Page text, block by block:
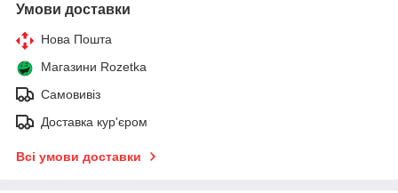
Умови доставки
Нова Пошта
Магазини Rozetka
Самовивіз
Доставка кур'єром
Всі умови доставки